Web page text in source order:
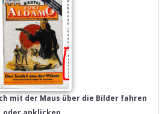
mit der Maus über die Bilder fahren